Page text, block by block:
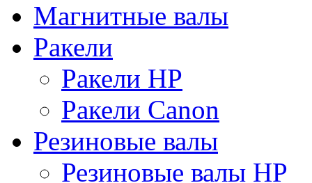
Магнитные валы
Ракели
Ракели HP
Ракели Canon
Резиновые валы
Резиновые валы HP